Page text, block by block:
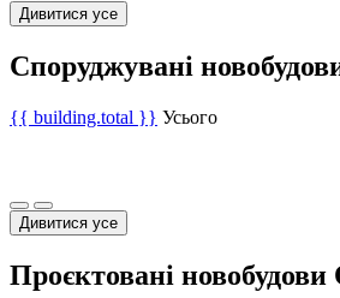
Дивитися усе
Споруджувані
{{ building.total }} Усього
Дивитися усе
Проєктовані